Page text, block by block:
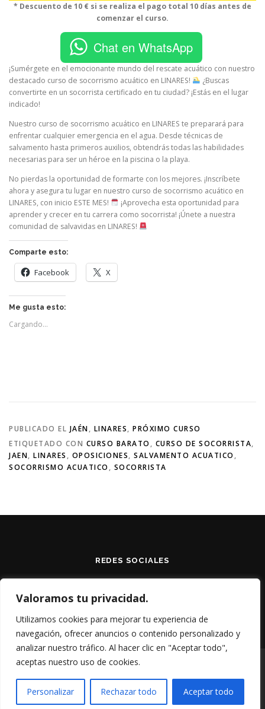
Valoramos tu privacidad.
Utilizamos cookies para mejorar tu experiencia de
navegación, ofrecer anuncios o contenido personalizado y
analizar nuestro tráfico. Al hacer clic en "Aceptar todo",
aceptas nuestro uso de cookies.
Personalizar Rechazar todo Aceptar todo
* Descuento de 10 € si se realiza el pago total 10 días antes de
comenzar el curso.
Chat en WhatsApp
¡Sumérgete en el emocionante mundo del rescate acuático con nuestro
destacado curso de socorrismo acuático en LINARES!
¿Buscas
convertirte en un socorrista certificado en tu ciudad? ¡Estás en el lugar
indicado!
Nuestro curso de socorrismo acuático en LINARES te preparará para
enfrentar cualquier emergencia en el agua. Desde técnicas de
salvamento hasta primeros auxilios, obtendrás todas las habilidades
necesarias para ser un héroe en la piscina o la playa.
No pierdas la oportunidad de formarte con los mejores. ¡Inscríbete
ahora y asegura tu lugar en nuestro curso de socorrismo acuático en
LINARES, con inicio ESTE MES!
¡Aprovecha esta oportunidad para
aprender y crecer en tu carrera como socorrista! ¡Únete a nuestra
comunidad de salvavidas en LINARES!
Comparte esto:
Facebook X
Me gusta esto:
Cargando...
PUBLICADO EL JAÉN, LINARES, PRÓXIMO CURSO
ETIQUETADO CON CURSO BARATO, CURSO DE SOCORRISTA,
JAEN, LINARES, OPOSICIONES, SALVAMENTO ACUATICO,
SOCORRISMO ACUATICO, SOCORRISTA
REDES SOCIALES
Copyright © 2026 S.I.R.–TemaOnePresshecho por
FameThemes